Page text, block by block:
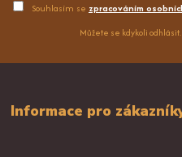
Souhlasím se zpracováním
Můžete se kdykoli
Informace pro